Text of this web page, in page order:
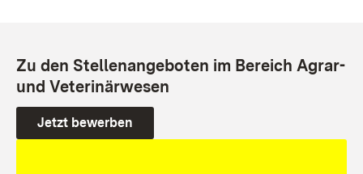
Zu den Stellenangeboten im Bereich Agrar-
und Veterinärwesen
Jetzt bewerben